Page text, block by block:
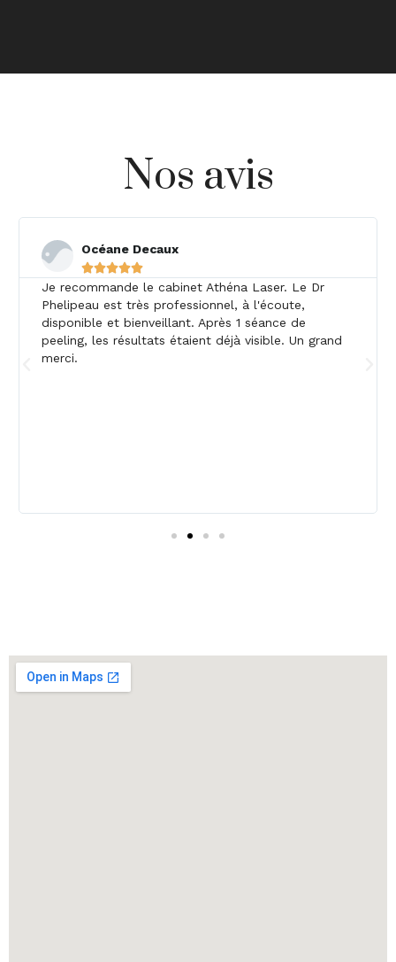
Nos avis
Océane Decaux

Je recommande le cabinet Athéna Laser. Le Dr
Phelipeau est très professionnel, à l'écoute,
disponible et bienveillant. Après 1 séance de
peeling, les résultats étaient déjà visible. Un grand
merci.